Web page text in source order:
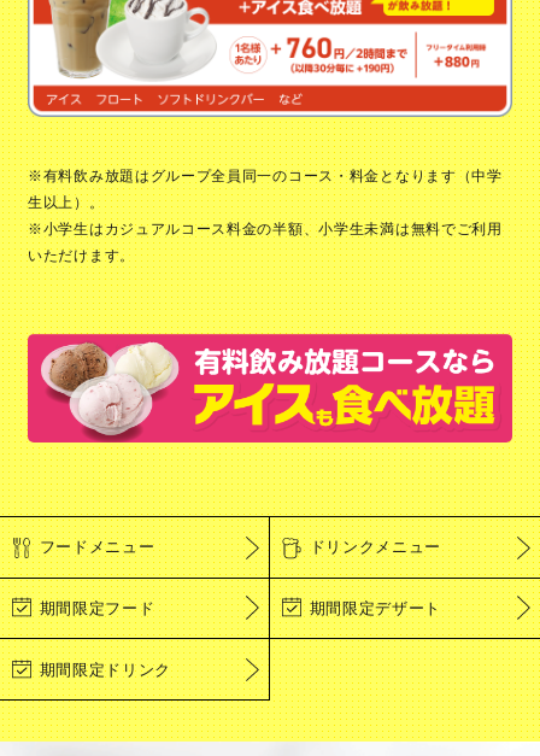
※有料飲み放題はグループ全員同一のコース・料金となります（中学
生以上）。
※小学生はカジュアルコース料金の半額、小学生未満は無料でご利用
いただけます。
フードメニュー ドリンクメニュー
期間限定フード 期間限定デザート
期間限定ドリンク